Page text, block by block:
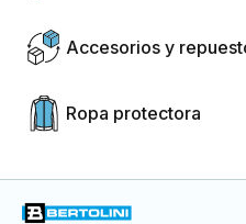
Accesorios y
Ropa protectora